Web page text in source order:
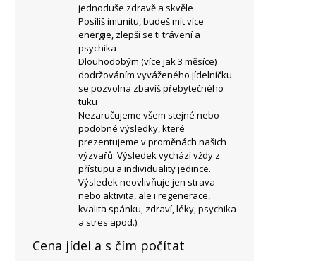
jednoduše zdravě a skvěle
Posílíš imunitu, budeš mít více
energie, zlepší se ti trávení a
psychika
Dlouhodobým (více jak 3 měsíce)
dodržováním vyváženého jídelníčku
se pozvolna zbavíš přebytečného
tuku
Nezaručujeme všem stejné nebo
podobné výsledky, které
prezentujeme v proměnách našich
výzvařů. Výsledek vychází vždy z
přístupu a individuality jedince.
Výsledek neovlivňuje jen strava
nebo aktivita, ale i regenerace,
kvalita spánku, zdraví, léky, psychika
a stres apod.).
Cena jídel a s čím počítat